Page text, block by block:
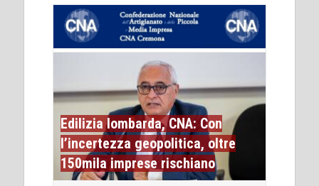
Edilizia lombarda, CNA: Con
l’incertezza geopolitica, oltre
150mila imprese rischiano